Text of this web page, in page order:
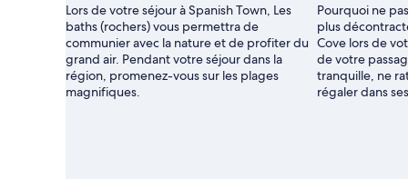
Lors de votre séjour à Spanish Town, Les
baths (rochers) vous permettra de
communier avec la nature et de profiter du
grand air. Pendant votre séjour dans la
région, promenez-vous sur les plages
magnifiques.
Pourquoi ne
plus
Cove lors de
de votre
tranquille, ne
régaler dans